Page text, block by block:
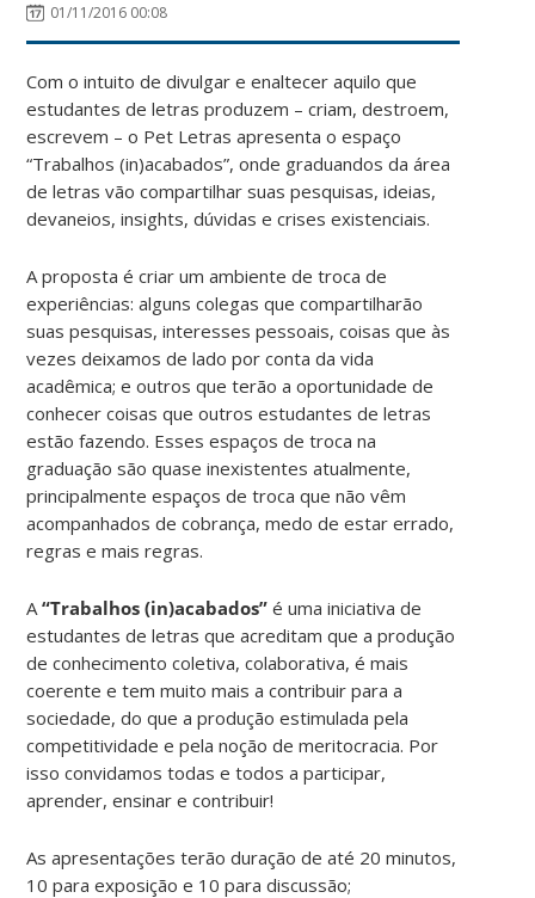
01/11/2016 00:08
Com o intuito de divulgar e enaltecer aquilo que
estudantes de letras produzem – criam, destroem,
escrevem – o Pet Letras apresenta o espaço
“Trabalhos (in)acabados”, onde graduandos da área
de letras vão compartilhar suas pesquisas, ideias,
devaneios, insights, dúvidas e crises existenciais.
A proposta é criar um ambiente de troca de
experiências: alguns colegas que compartilharão
suas pesquisas, interesses pessoais, coisas que às
vezes deixamos de lado por conta da vida
acadêmica; e outros que terão a oportunidade de
conhecer coisas que outros estudantes de letras
estão fazendo. Esses espaços de troca na
graduação são quase inexistentes atualmente,
principalmente espaços de troca que não vêm
acompanhados de cobrança, medo de estar errado,
regras e mais regras.
A“Trabalhos (in)acabados” é uma iniciativa de
estudantes de letras que acreditam que a produção
de conhecimento coletiva, colaborativa, é mais
coerente e tem muito mais a contribuir para a
sociedade, do que a produção estimulada pela
competitividade e pela noção de meritocracia. Por
isso convidamos todas e todos a participar,
aprender, ensinar e contribuir!
As apresentações terão duração de até 20 minutos,
10 para exposição e 10 para discussão;